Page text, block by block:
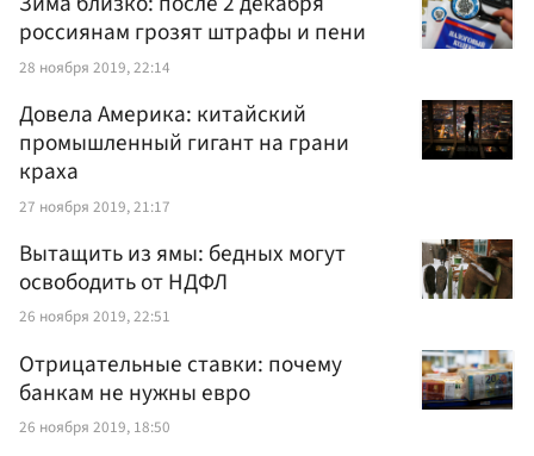
россиянам грозят штрафы и пени
28 ноября 2019, 22:14
Довела Америка: китайский
промышленный гигант на грани
краха
27 ноября 2019, 21:17
Вытащить из ямы: бедных могут
освободить от НДФЛ
26 ноября 2019, 22:51
Отрицательные ставки: почему
банкам не нужны евро
26 ноября 2019, 18:50